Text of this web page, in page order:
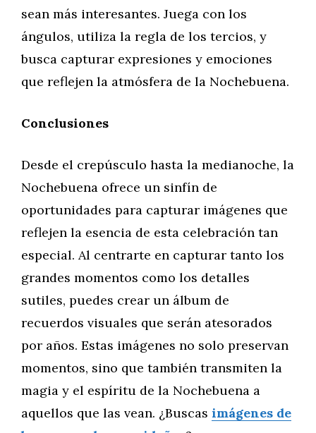
sean más interesantes. Juega con los
ángulos, utiliza la regla de los tercios, y
busca capturar expresiones y emociones
que reflejen la atmósfera de la Nochebuena.
Conclusiones
Desde el crepúsculo hasta la medianoche, la
Nochebuena ofrece un sinfín de
oportunidades para capturar imágenes que
reflejen la esencia de esta celebración tan
especial. Al centrarte en capturar tanto los
grandes momentos como los detalles
sutiles, puedes crear un álbum de
recuerdos visuales que serán atesorados
por años. Estas imágenes no solo preservan
momentos, sino que también transmiten la
magia y el espíritu de la Nochebuena a
aquellos que las vean. ¿Buscas imágenes de